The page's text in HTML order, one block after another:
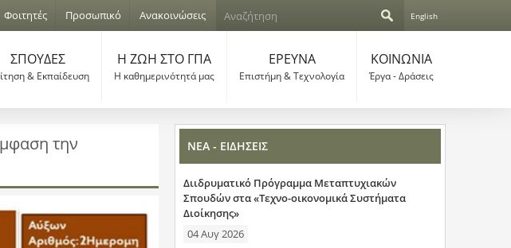
Φοιτητές Προσωπικό Ανακοινώσεις
Φ
μ
α
α
ν
ζ
ή
τ
σ
η
English
ΣΠΟΥΔΕΣ
& Εκπαίδευση
Η ΖΩΗ ΣΤΟ ΓΠΑ
Η καθημερινότητά μας
ΕΡΕΥΝΑ
Επιστήμη & Τεχνολογία
ΚΟΙΝΩΝΙΑ
Έργα - Δράσεις
την
ΝΕΑ - ΕΙΔΗΣΕΙΣ
Διιδρυματικό Πρόγραμμα Μεταπτυχιακών
Σπουδών στα «Τεχνο-οικονομικά Συστήματα
Διοίκησης»
04 Αυγ 2026